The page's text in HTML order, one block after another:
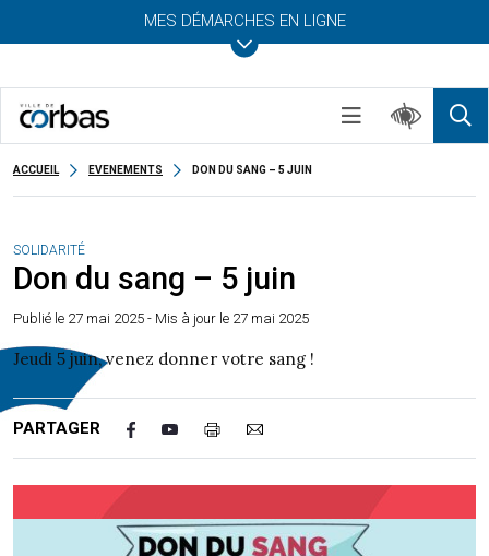
MES DÉMARCHES EN LIGNE
ACCUEIL EVENEMENTS DON DU SANG – 5 JUIN
SOLIDARITÉ
Don du sang – 5 juin
Publié le 27 mai 2025 - Mis à jour le 27 mai 2025
Jeudi 5 juin, venez donner votre sang !
PARTAGER